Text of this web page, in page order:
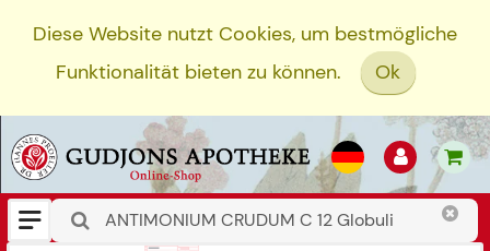
Diese Website nutzt Cookies, um bestmögliche
Funktionalität bieten zu können.
Ok